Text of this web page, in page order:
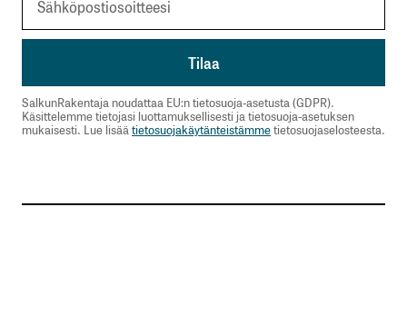
SalkunRakentaja noudattaa EU:n tietosuoja-asetusta (GDPR).
Käsittelemme tietojasi luottamuksellisesti ja tietosuoja-asetuksen
mukaisesti. Lue lisäätietosuojakäytänteistämmetietosuojaselosteesta.